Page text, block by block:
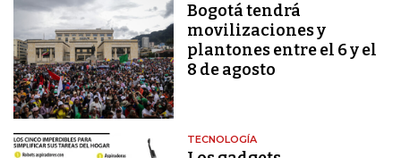
Bogotá tendrá
movilizaciones y
plantones entre el 6 y el
8 de agosto
TECNOLOGÍA